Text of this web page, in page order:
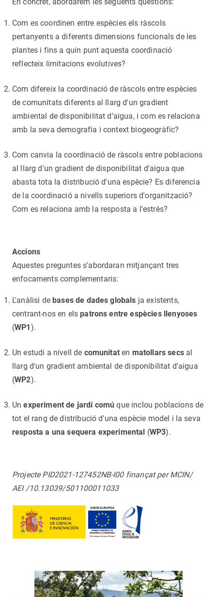
En concret, abordarem les següents qüestions:
Com es coordinen entre espècies els ràscols
pertanyents a diferents dimensions funcionals de les
plantes i fins a quin punt aquesta coordinació
reflecteix limitacions evolutives?
Com difereix la coordinació de ràscols entre espècies
de comunitats diferents al llarg d'un gradient
ambiental de disponibilitat d'aigua, i com es relaciona
amb la seva demografia i context biogeogràfic?
Com canvia la coordinació de ràscols entre poblacions
al llarg d'un gradient de disponibilitat d'aigua que
abasta tota la distribució d'una espècie? Es diferencia
de la coordinació a nivells superiors d'organització?
Com es relaciona amb la resposta a l'estrès?
Accions
Aquestes preguntes s'abordaran mitjançant tres
enfocaments complementaris:
L'anàlisi de bases de dades globals ja existents,
centrant-nos en elspatrons entre espècies llenyoses
(WP1 ).
Un estudi a nivell de comunitaten matollars secsal
llarg d'un gradient ambiental de disponibilitat d'aigua
(WP2).
Unexperiment de jardí comú que inclou poblacions de
tot el rang de distribució d'una espècie model i la seva
resposta a una sequera experimental (WP3).
Projecte PID2021-127452NB-I00 finançat per MCIN/
AEI /10.13039/501100011033